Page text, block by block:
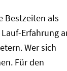
Bestzeiten als
Erfahrung
Wer sich
Für den